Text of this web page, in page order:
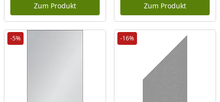
Zum Produkt Zum Produkt
-5% -16%